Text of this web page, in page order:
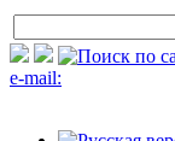
e-mail: